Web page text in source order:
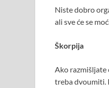
Niste dobro
ali sve će se
Škorpija
Ako razmišljate
treba dvoumiti.